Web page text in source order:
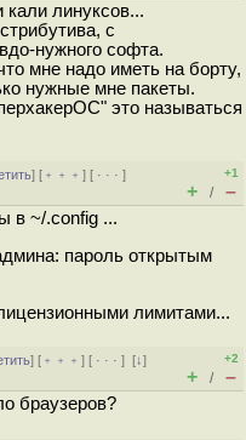
кали линуксов...
с
нужного софта.
мне надо иметь на борту,
нужные мне пакеты.
это называться
] [ ﹢﹢﹢] [ · · ·]
+1
+ / –
в ~/.config ...
пароль открытым
лимитами...
] [ ﹢﹢﹢] [ · · ·][↓]
+2
+ / –
браузеров?